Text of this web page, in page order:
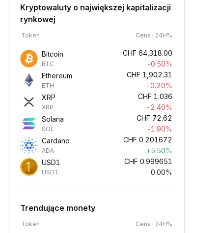
Kryptowaluty o największej kapitalizacji
rynkowej
Token Cena i 24H%
Bitcoin
BTC
CHF 64,318.00
-0.50%
Ethereum
ETH
CHF 1,902.31
-0.20%
XRP
XRP
CHF 1.036
-2.40%
Solana
SOL
CHF 72.62
-1.90%
Cardano
ADA
CHF 0.201672
+5.50%
USD1
USD1
CHF 0.999651
0.00%
Trendujące monety
Token Cena i 24H%